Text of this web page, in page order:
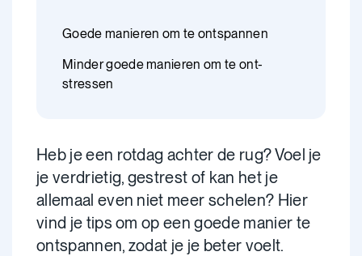
Goede manieren om te ontspannen
Minder goede manieren om te ont-
stressen
Heb je een rotdag achter de rug? Voel je
je verdrietig, gestrest of kan het je
allemaal even niet meer schelen? Hier
vind je tips om op een goede manier te
ontspannen, zodat je je beter voelt.